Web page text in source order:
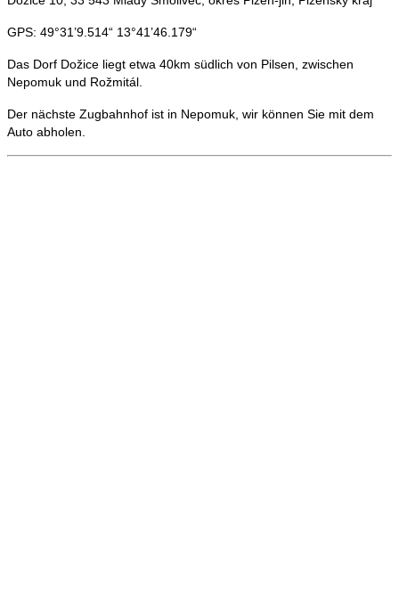
GPS: 49°31’9.514“ 13°41’46.179“
Das Dorf Dožice liegt etwa 40km südlich von Pilsen, zwischen
Nepomuk und Rožmitál.
Der nächste Zugbahnhof ist in Nepomuk, wir können Sie mit dem
Auto abholen.